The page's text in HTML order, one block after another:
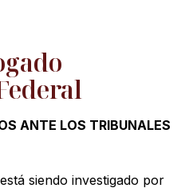
ANTE LOS TRIBUNALES
siendo investigado por